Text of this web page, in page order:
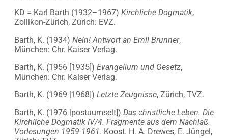
KD = Karl Barth (1932–1967) Kirchliche Dogmatik,
Zollikon-Zürich, Zürich: EVZ.
Barth, K. (1934) Nein! Antwort an Emil Brunner,
München: Chr. Kaiser Verlag.
Barth, K. (1956 [1935]) Evangelium und Gesetz,
München: Chr. Kaiser Verlag.
Barth, K. (1969 [1968]) Letzte Zeugnisse, Zürich, TVZ.
Barth, K. (1976 [postuumselt]) Das christliche Leben. Die
Kirchliche Dogmatik IV/4. Fragmente aus dem Nachlaß.
Vorlesungen 1959-1961. Koost. H. A. Drewes, E. Jüngel,